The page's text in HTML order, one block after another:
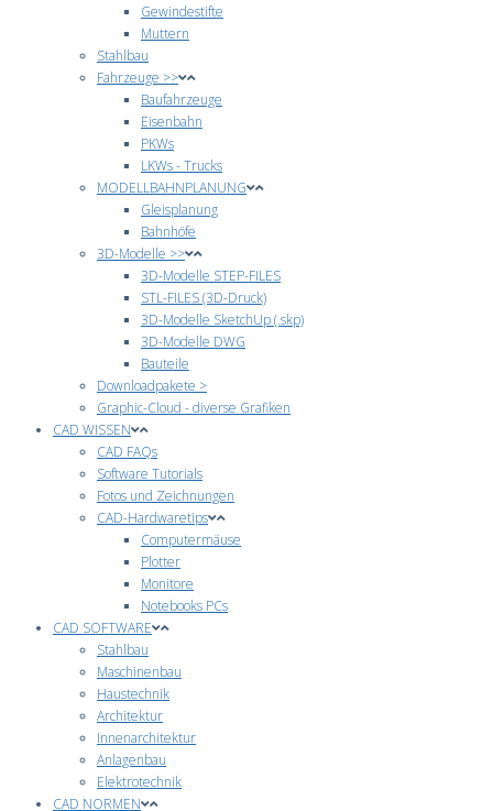
Gewindestifte
Muttern
Stahlbau
Fahrzeuge >>
Baufahrzeuge
Eisenbahn
PKWs
LKWs - Trucks
MODELLBAHNPLANUNG
Gleisplanung
Bahnhöfe
3D-Modelle >>
3D-Modelle STEP-FILES
STL-FILES (3D-Druck)
3D-Modelle SketchUp (.skp)
3D-Modelle DWG
Bauteile
Downloadpakete >
Graphic-Cloud - diverse Grafiken
CAD WISSEN
CAD FAQs
Software Tutorials
Fotos und Zeichnungen
CAD-Hardwaretips
Computermäuse
Plotter
Monitore
Notebooks PCs
CAD SOFTWARE
Stahlbau
Maschinenbau
Haustechnik
Architektur
Innenarchitektur
Anlagenbau
Elektrotechnik
CAD NORMEN